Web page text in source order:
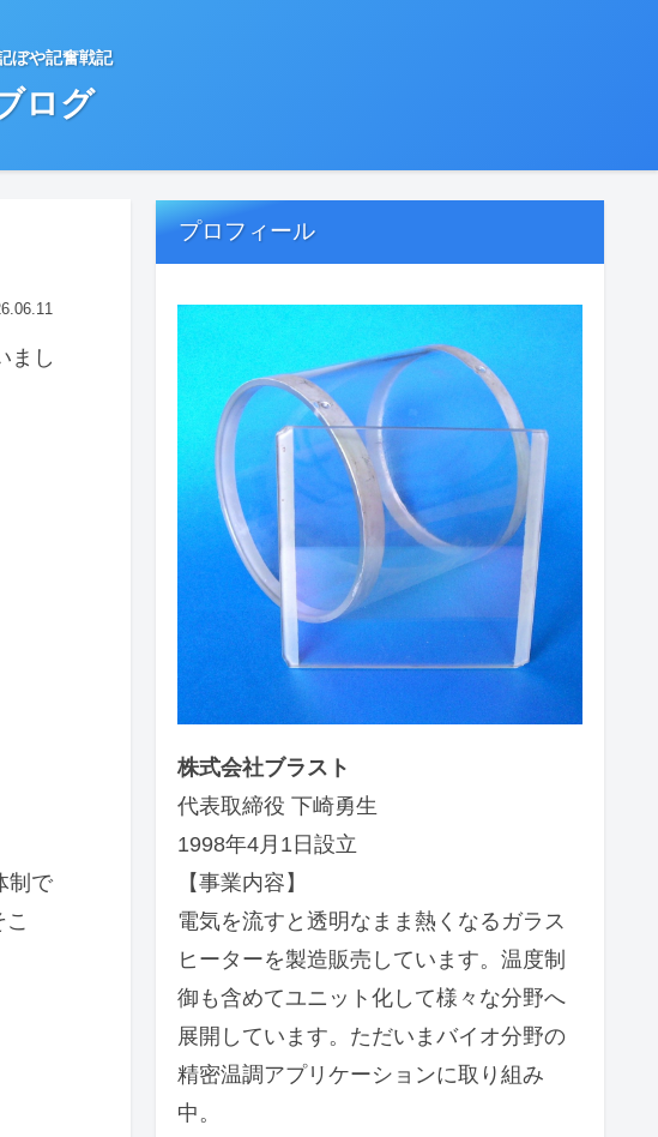
ぼや記奮戦記
ログ
まし
制で
プロフィール
株式会社ブラスト
代表取締役 下崎勇生
1998年4月1日設立
【事業内容】
電気を流すと透明なまま熱くなるガラス
ヒーターを製造販売しています。温度制
御も含めてユニット化して様々な分野へ
展開しています。ただいまバイオ分野の
精密温調アプリケーションに取り組み
中。